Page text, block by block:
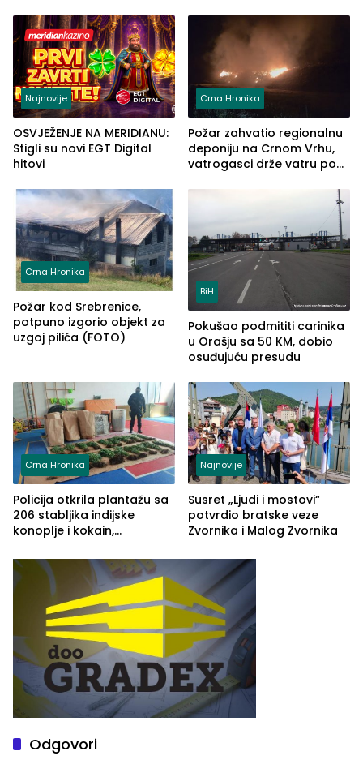
ove godine
Najnovije
OSVJEŽENJE NA MERIDIANU:
Stigli su novi EGT Digital
hitovi
Crna Hronika
Požar zahvatio regionalnu
deponiju na Crnom Vrhu,
vatrogasci drže vatru pod
Crna Hronika
Požar kod Srebrenice,
potpuno izgorio objekt za
uzgoj pilića (FOTO)
BiH
Pokušao podmititi carinika
u Orašju sa 50 KM, dobio
osuđujuću presudu
Crna Hronika
Policija otkrila plantažu sa
206 stabljika indijske
konoplje i kokain,
(FOTO)
Najnovije
Susret „Ljudi i mostovi“
potvrdio bratske veze
Zvornika i Malog Zvornika
Odgovori